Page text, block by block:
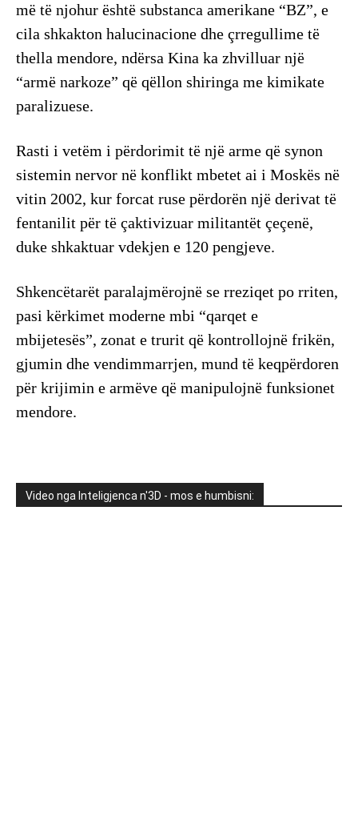
më të njohur është substanca amerikane “BZ”, e
cila shkakton halucinacione dhe çrregullime të
thella mendore, ndërsa Kina ka zhvilluar një
“armë narkoze” që qëllon shiringa me kimikate
paralizuese.
Rasti i vetëm i përdorimit të një arme që synon
sistemin nervor në konflikt mbetet ai i Moskës në
vitin 2002, kur forcat ruse përdorën një derivat të
fentanilit për të çaktivizuar militantët çeçenë,
duke shkaktuar vdekjen e 120 pengjeve.
Shkencëtarët paralajmërojnë se rreziqet po rriten,
pasi kërkimet moderne mbi “qarqet e
mbijetesës”, zonat e trurit që kontrollojnë frikën,
gjumin dhe vendimmarrjen, mund të keqpërdoren
për krijimin e armëve që manipulojnë funksionet
mendore.
Video nga Inteligjenca n'3D - mos e humbisni: